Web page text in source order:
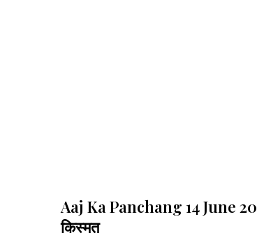
Aaj Ka Panchang 14 June
किस्मत